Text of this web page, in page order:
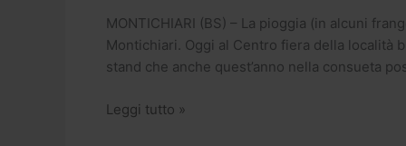
MONTICHIARI (BS) – La pioggia (in alcuni
Montichiari. Oggi al Centro fiera della località
stand che anche quest’anno nella consueta
Leggi tutto »